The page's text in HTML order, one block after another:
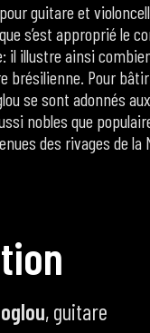
guitare et
que s’est approprié
il illustre ainsi
brésilienne. Pour
se sont adonnés
nobles que
des rivages de la
tion
, guitare